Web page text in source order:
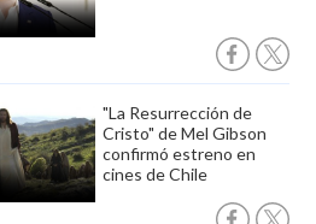
"La Resurrección de
Cristo" de Mel Gibson
confirmó estreno en
cines de Chile